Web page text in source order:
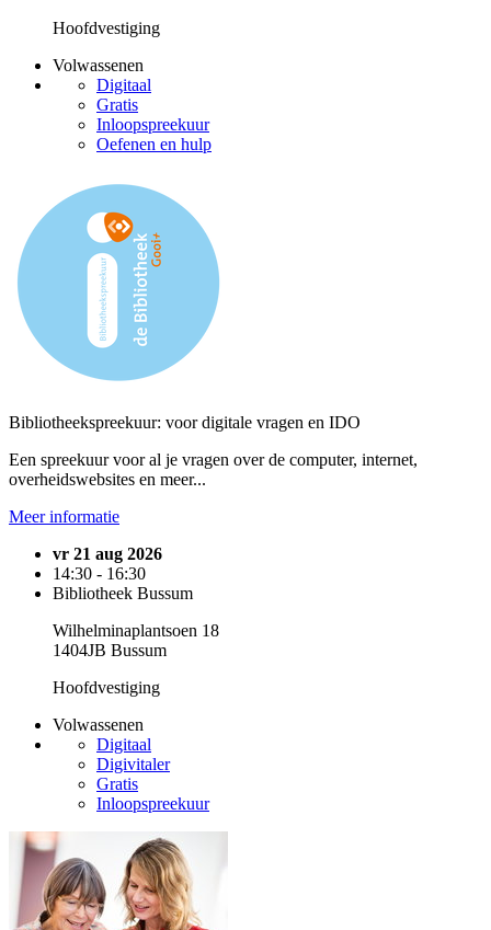
Hoofdvestiging
Volwassenen
Digitaal
Gratis
Inloopspreekuur
Oefenen en hulp
Bibliotheekspreekuur: voor digitale vragen en IDO
Een spreekuur voor al je vragen over de computer, internet,
overheidswebsites en meer...
Meer informatie
vr 21 aug 2026
14:30 - 16:30
Bibliotheek Bussum
Wilhelminaplantsoen 18
1404JB Bussum
Hoofdvestiging
Volwassenen
Digitaal
Digivitaler
Gratis
Inloopspreekuur